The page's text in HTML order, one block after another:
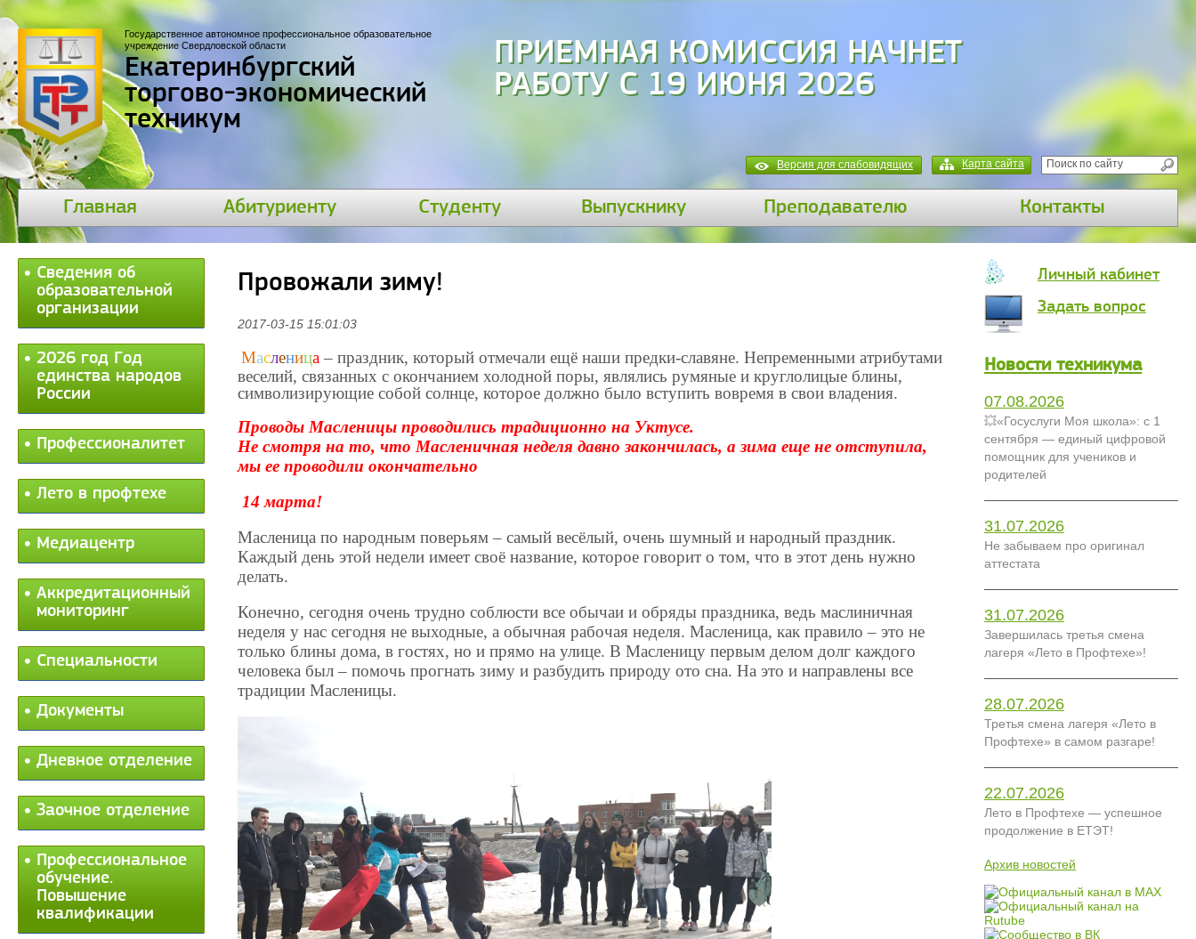
Государственное автономное профессиональное образовательное
учреждение Свердловской области
Екатеринбургский
торгово-экономический
техникум
ПРИЕМНАЯ КОМИССИЯ НАЧНЕТ
РАБОТУ С 19 ИЮНЯ 2026
Карта сайта
Версия для слабовидящих
Главная Абитуриенту Студенту Выпускнику Преподавателю Контакты
Сведения об
образовательной
организации
2026 год Год
единства народов
России
Профессионалитет
Лето в профтехе
Медиацентр
Аккредитационный
мониторинг
Специальности
Документы
Дневное отделение
Заочное отделение
Профессиональное
обучение.
Повышение
квалификации
Провожали зиму!
2017-03-15 15:01:03
Масленица – праздник, который отмечали ещё наши предки-славяне. Непременными атрибутами
веселий, связанных с окончанием холодной поры, являлись румяные и круглолицые блины,
символизирующие собой солнце, которое должно было вступить вовремя в свои владения.
Проводы Масленицы проводились традиционно на Уктусе.
Не смотря на то, что Масленичная неделя давно закончилась, а зима еще не отступила,
мы ее проводили окончательно
14 марта!
Масленица по народным поверьям – самый весёлый, очень шумный и народный праздник.
Каждый день этой недели имеет своё название, которое говорит о том, что в этот день нужно
делать.
Конечно, сегодня очень трудно соблюсти все обычаи и обряды праздника, ведь маслиничная
неделя у нас сегодня не выходные, а обычная рабочая неделя. Масленица, как правило – это не
только блины дома, в гостях, но и прямо на улице. В Масленицу первым делом долг каждого
человека был – помочь прогнать зиму и разбудить природу ото сна. На это и направлены все
традиции Масленицы.
Личный кабинет
Задать вопрос
Новости техникума
07.08.2026
💥«Госуслуги Моя школа»: с 1
сентября — единый цифровой
помощник для учеников и
родителей
31.07.2026
Не забываем про оригинал
аттестата
31.07.2026
Завершилась третья смена
лагеря «Лето в Профтехе»!
28.07.2026
Третья смена лагеря «Лето в
Профтехе» в самом разгаре!
22.07.2026
Лето в Профтехе — успешное
продолжение в ЕТЭТ!
Архив новостей